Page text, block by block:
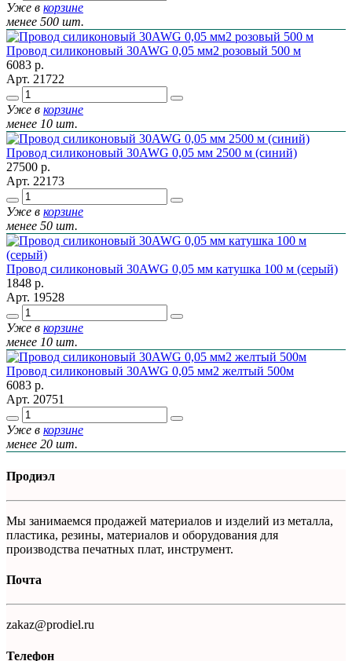
Уже в корзине
менее 500 шт.
Провод силиконовый 30AWG 0,05 мм2 розовый 500 м
6083 р.
Арт. 21722
Уже в корзине
менее 10 шт.
Провод силиконовый 30AWG 0,05 мм 2500 м (синий)
27500 р.
Арт. 22173
Уже в корзине
менее 50 шт.
Провод силиконовый 30AWG 0,05 мм катушка 100 м (серый)
1848 р.
Арт. 19528
Уже в корзине
менее 10 шт.
Провод силиконовый 30AWG 0,05 мм2 желтый 500м
6083 р.
Арт. 20751
Уже в корзине
менее 20 шт.
Продиэл
Мы занимаемся продажей материалов и изделий из металла,
пластика, резины, материалов и оборудования для
производства печатных плат, инструмент.
Почта
zakaz@prodiel.ru
Телефон